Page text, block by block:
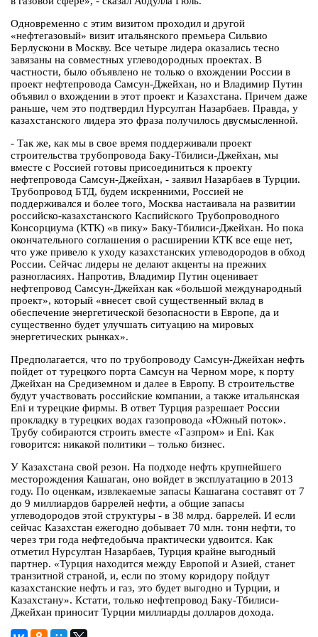
Одновременно с этим визитом проходил и другой
«нефтегазовый» визит итальянского премьера Сильвио
Берлускони в Москву. Все четыре лидера оказались тесно
завязаны на совместных углеводородных проектах. В
частности, было объявлено не только о вхождении России в
проект нефтепровода Самсун-Джейхан, но и Владимир Путин
объявил о вхождении в этот проект и Казахстана. Причем даже
раньше, чем это подтвердил Нурсултан Назарбаев. Правда, у
казахстанского лидера это фраза получилось двусмысленной.
- Так же, как мы в свое время поддерживали проект
строительства трубопровода Баку-Тбилиси-Джейхан, мы
вместе с Россией готовы присоединиться к проекту
нефтепровода Самсун-Джейхан, - заявил Назарбаев в Турции.
Трубопровод БТД, будем искренними, Россией не
поддерживался и более того, Москва настаивала на развитии
российско-казахстанского Каспийского Трубопроводного
Консорциума (КТК) «в пику» Баку-Тбилиси-Джейхан. Но пока
окончательного соглашения о расширении КТК все еще нет,
что уже привело к уходу казахстанских углеводородов в обход
России. Сейчас лидеры не делают акценты на прежних
разногласиях. Напротив, Владимир Путин оценивает
нефтепровод Самсун-Джейхан как «большой международный
проект», который «внесет свой существенный вклад в
обеспечение энергетической безопасности в Европе, да и
существенно будет улучшать ситуацию на мировых
энергетических рынках».
Предполагается, что по трубопроводу Самсун-Джейхан нефть
пойдет от турецкого порта Самсун на Черном море, к порту
Джейхан на Средиземном и далее в Европу. В строительстве
будут участвовать российские компании, а также итальянская
Eni и турецкие фирмы. В ответ Турция разрешает России
прокладку в турецких водах газопровода «Южный поток».
Трубу собираются строить вместе «Газпром» и Eni. Как
говорится: никакой политики – только бизнес.
У Казахстана свой резон. На подходе нефть крупнейшего
месторождения Кашаган, оно войдет в эксплуатацию в 2013
году. По оценкам, извлекаемые запасы Кашагана составят от 7
до 9 миллиардов баррелей нефти, а общие запасы
углеводородов этой структуры - в 38 млрд. баррелей. И если
сейчас Казахстан ежегодно добывает 70 млн. тонн нефти, то
через три года нефтедобыча практически удвоится. Как
отметил Нурсултан Назарбаев, Турция крайне выгодный
партнер. «Турция находится между Европой и Азией, станет
транзитной страной, и, если по этому коридору пойдут
казахстанские нефть и газ, это будет выгодно и Турции, и
Казахстану». Кстати, только нефтепровод Баку-Тбилиси-
Джейхан приносит Турции миллиарды долларов дохода.